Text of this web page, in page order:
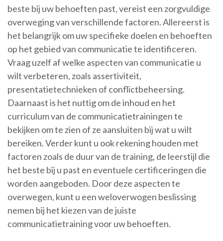
beste bij uw behoeften past, vereist een zorgvuldige
overweging van verschillende factoren. Allereerst is
het belangrijk om uw specifieke doelen en behoeften
op het gebied van communicatie te identificeren.
Vraag uzelf af welke aspecten van communicatie u
wilt verbeteren, zoals assertiviteit,
presentatietechnieken of conflictbeheersing.
Daarnaast is het nuttig om de inhoud en het
curriculum van de communicatietrainingen te
bekijken om te zien of ze aansluiten bij wat u wilt
bereiken. Verder kunt u ook rekening houden met
factoren zoals de duur van de training, de leerstijl die
het beste bij u past en eventuele certificeringen die
worden aangeboden. Door deze aspecten te
overwegen, kunt u een weloverwogen beslissing
nemen bij het kiezen van de juiste
communicatietraining voor uw behoeften.